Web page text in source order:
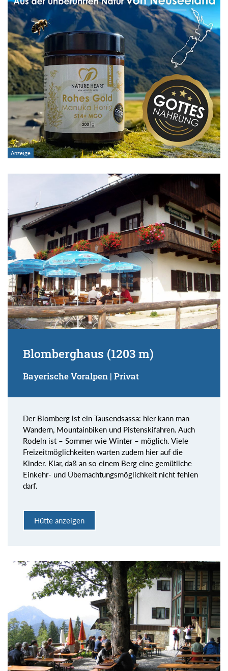
Blomberghaus (1203 m)
Bayerische Voralpen | Privat
Der Blomberg ist ein Tausendsassa: hier kann man
Wandern, Mountainbiken und Pistenskifahren. Auch
Rodeln ist – Sommer wie Winter – möglich. Viele
Freizeitmöglichkeiten warten zudem hier auf die
Kinder. Klar, daß an so einem Berg eine gemütliche
Einkehr- und Übernachtungsmöglichkeit nicht fehlen
darf.
Hütte anzeigen